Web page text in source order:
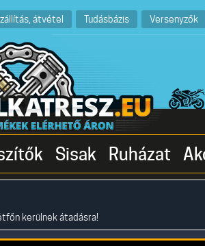
átvétel Tudásbázis Versenyzők
Sisak Ruházat
kerülnek átadásra!